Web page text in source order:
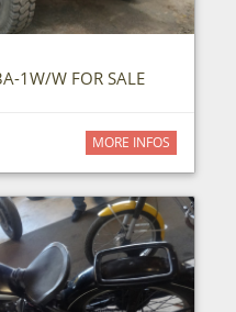
1W/W FOR SALE
MORE INFOS